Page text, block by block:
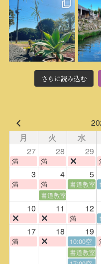
さらに読み込む
月 火 水
27 28 29
満 満
3 4 5
満 満 書道教室
書道教室
10 11 12
満
17 18 19
満 10:00空
書道教室